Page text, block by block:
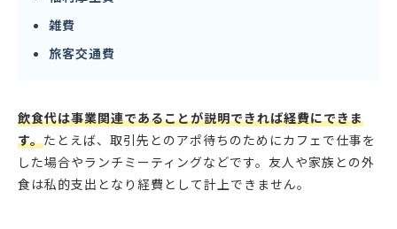
雑費
旅客交通費
飲食代は事業関連であることが説明できれば経費にできま
す。たとえば、取引先とのアポ待ちのためにカフェで仕事を
した場合やランチミーティングなどです。友人や家族との外
食は私的支出となり経費として計上できません。